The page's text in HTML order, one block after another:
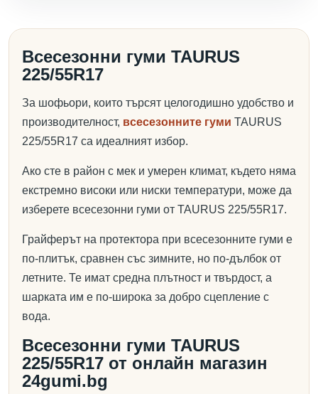
Всесезонни гуми TAURUS
225/55R17
За шофьори, които търсят целогодишно удобство и
производителност, всесезонните гуми TAURUS
225/55R17 са идеалният избор.
Ако сте в район с мек и умерен климат, където няма
екстремно високи или ниски температури, може да
изберете всесезонни гуми от TAURUS 225/55R17.
Грайферът на протектора при всесезонните гуми е
по-плитък, сравнен със зимните, но по-дълбок от
летните. Те имат средна плътност и твърдост, а
шарката им е по-широка за добро сцепление с
вода.
Всесезонни гуми TAURUS
225/55R17 от онлайн магазин
24gumi.bg